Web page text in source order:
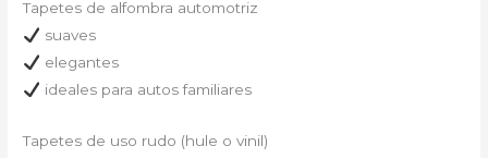
Tapetes de alfombra automotriz
suaves
elegantes
ideales para autos familiares
Tapetes de uso rudo (hule o vinil)